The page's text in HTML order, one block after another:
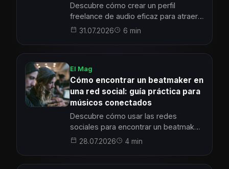
Descubre cómo crear un perfil
freelance de audio eficaz para atraer a
músicos, grupos y productores
31.07.2026 6 min
El Mag
Cómo encontrar un beatmaker en
una red social: guía práctica para
músicos conectados
Descubre cómo usar las redes
sociales para encontrar un beatmaker
que realmente se ajuste a tu estilo y a
28.07.2026 4 min